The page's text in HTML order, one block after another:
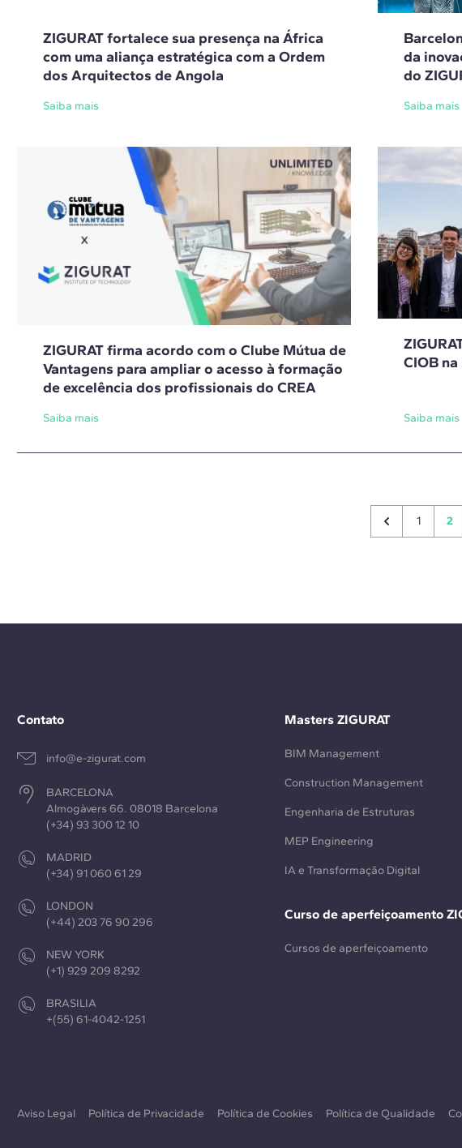
ZIGURAT fortalece sua presença na África
com uma aliança estratégica com a Ordem
dos Arquitectos de Angola
Saiba mais
da
do
Saiba mais
ZIGURAT firma acordo com o Clube Mútua de
Vantagens para ampliar o acesso à formação
de excelência dos profissionais do CREA
Saiba mais
CIOB
Saiba mais
1 2
Contato
info@e-zigurat.com
BARCELONA
Almogàvers 66. 08018 Barcelona
(+34) 93 300 12 10
MADRID
(+34) 91 060 61 29
LONDON
(+44) 203 76 90 296
NEW YORK
(+1) 929 209 8292
BRASILIA
+(55) 61-4042-1251
Masters ZIGURAT
BIM Management
Construction Management
Engenharia de Estruturas
MEP Engineering
IA e Transformação Digital
Curso de aperfeiçoamento
Cursos de aperfeiçoamento
Aviso Legal Política de Privacidade Política de Cookies Política de Qualidade